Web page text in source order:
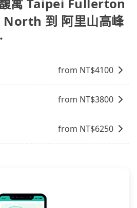
寓 Taipei Fullerton
到 阿里山高峰
from NT$4100
from NT$3800
from NT$6250